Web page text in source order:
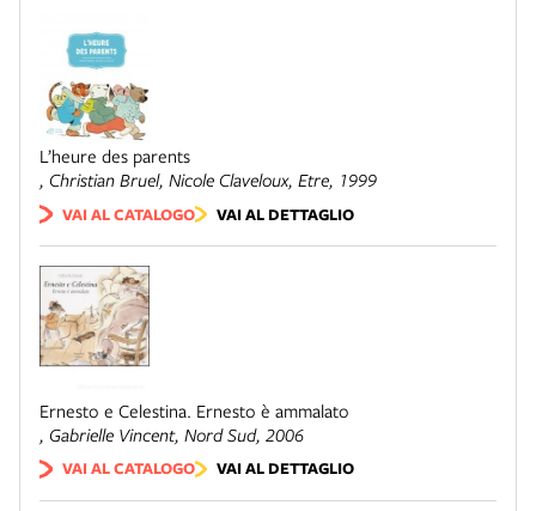
L’heure des parents
, Christian Bruel, Nicole Claveloux, Etre, 1999
VAI AL CATALOGO VAI AL DETTAGLIO
Ernesto e Celestina. Ernesto è ammalato
, Gabrielle Vincent, Nord Sud, 2006
VAI AL CATALOGO VAI AL DETTAGLIO